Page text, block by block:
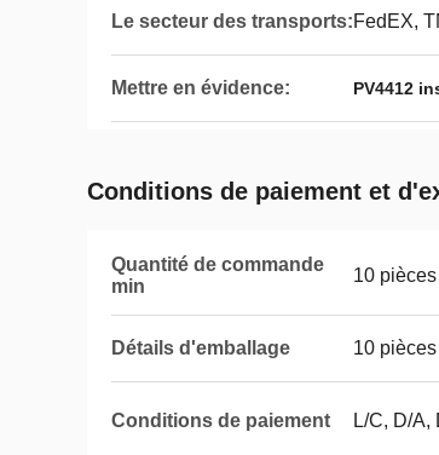
Le secteur des transports:FedEX,
Mettre en évidence: PV4412
Conditions de paiement et
Quantité de commande
min
10 pièces
Détails d'emballage 10
Conditions de paiement L/C, D/A,